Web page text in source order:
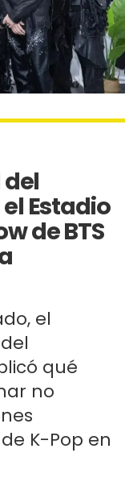
Estadio
de BTS
el
qué
no
K-Pop en